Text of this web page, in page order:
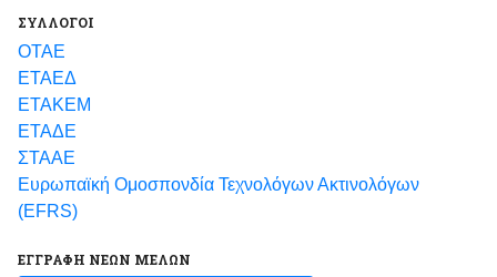
ΣΥΛΛΟΓΟΙ
ΟΤΑΕ
ΕΤΑΕΔ
ΕΤΑΚΕΜ
ΕΤΑΔΕ
ΣΤΑΑΕ
Ευρωπαϊκή Ομοσπονδία Τεχνολόγων Ακτινολόγων
(EFRS)
ΕΓΓΡΑΦΗ ΝΕΩΝ ΜΕΛΩΝ